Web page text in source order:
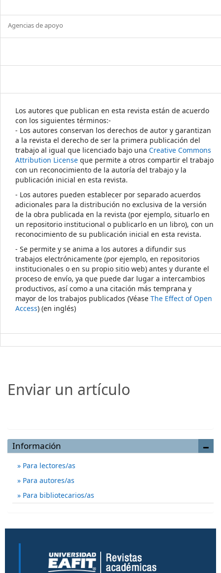
Agencias de apoyo
Los autores que publican en esta revista están de acuerdo
con los siguientes términos:-
- Los autores conservan los derechos de autor y garantizan
a la revista el derecho de ser la primera publicación del
trabajo al igual que licenciado bajo una Creative Commons
Attribution License que permite a otros compartir el trabajo
con un reconocimiento de la autoría del trabajo y la
publicación inicial en esta revista.
- Los autores pueden establecer por separado acuerdos
adicionales para la distribución no exclusiva de la versión
de la obra publicada en la revista (por ejemplo, situarlo en
un repositorio institucional o publicarlo en un libro), con un
reconocimiento de su publicación inicial en esta revista.
- Se permite y se anima a los autores a difundir sus
trabajos electrónicamente (por ejemplo, en repositorios
institucionales o en su propio sitio web) antes y durante el
proceso de envío, ya que puede dar lugar a intercambios
productivos, así como a una citación más temprana y
mayor de los trabajos publicados (Véase The Effect of Open
Access) (en inglés)
Enviar un artículo
Información
Para lectores/as
Para autores/as
Para bibliotecarios/as